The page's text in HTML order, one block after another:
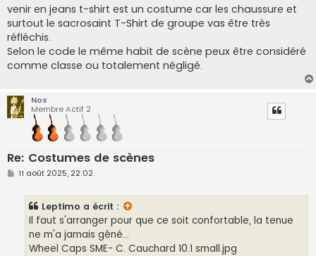
venir en jeans t-shirt est un costume car les chaussure et
surtout le sacrosaint T-Shirt de groupe vas être très
réfléchis.
Selon le code le même habit de scène peux être considéré
comme classe ou totalement négligé.
Nos
Membre Actif 2
Re: Costumes de scènes
M
11 août 2025, 22:02
Leptimo a écrit :
Il faut s'arranger pour que ce soit confortable, la tenue
ne m'a jamais gêné...
Wheel Caps SME- C. Cauchard 10.1 small.jpg